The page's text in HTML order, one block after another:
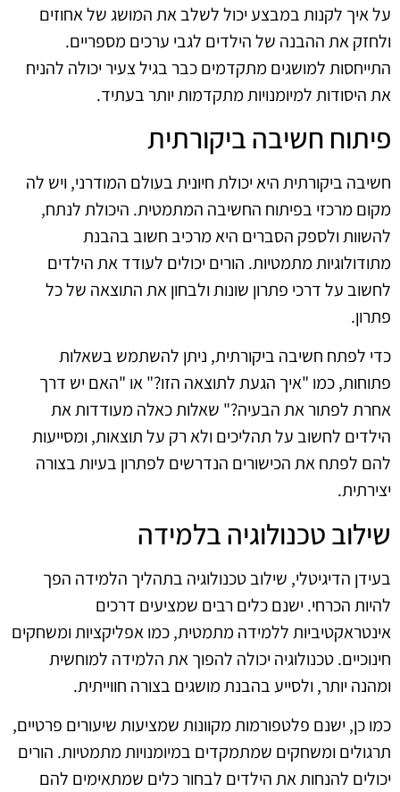
על איך לקנות במבצע יכול לשלב את המושג של אחוזים
ולחזק את ההבנה של הילדים לגבי ערכים מספריים.
התייחסות למושגים מתקדמים כבר בגיל צעיר יכולה להניח
את היסודות למיומנויות מתקדמות יותר בעתיד.
פיתוח חשיבה ביקורתית
חשיבה ביקורתית היא יכולת חיונית בעולם המודרני, ויש לה
מקום מרכזי בפיתוח החשיבה המתמטית. היכולת לנתח,
להשוות ולספק הסברים היא מרכיב חשוב בהבנת
מתודולוגיות מתמטיות. הורים יכולים לעודד את הילדים
לחשוב על דרכי פתרון שונות ולבחון את התוצאה של כל
פתרון.
כדי לפתח חשיבה ביקורתית, ניתן להשתמש בשאלות
פתוחות, כמו "איך הגעת לתוצאה הזו?" או "האם יש דרך
אחרת לפתור את הבעיה?" שאלות כאלה מעודדות את
הילדים לחשוב על תהליכים ולא רק על תוצאות, ומסייעות
להם לפתח את הכישורים הנדרשים לפתרון בעיות בצורה
יצירתית.
שילוב טכנולוגיה בלמידה
בעידן הדיגיטלי, שילוב טכנולוגיה בתהליך הלמידה הפך
להיות הכרחי. ישנם כלים רבים שמציעים דרכים
אינטראקטיביות ללמידה מתמטית, כמו אפליקציות ומשחקים
חינוכיים. טכנולוגיה יכולה להפוך את הלמידה למוחשית
ומהנה יותר, ולסייע בהבנת מושגים בצורה חווייתית.
כמו כן, ישנם פלטפורמות מקוונות שמציעות שיעורים פרטיים,
תרגולים ומשחקים שמתמקדים במיומנויות מתמטיות. הורים
יכולים להנחות את הילדים לבחור כלים שמתאימים להם